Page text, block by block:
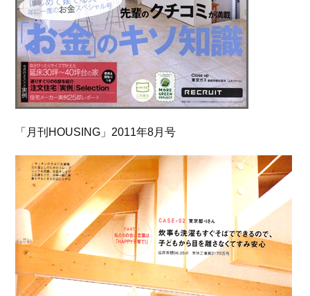
「月刊HOUSING」2011年8月号